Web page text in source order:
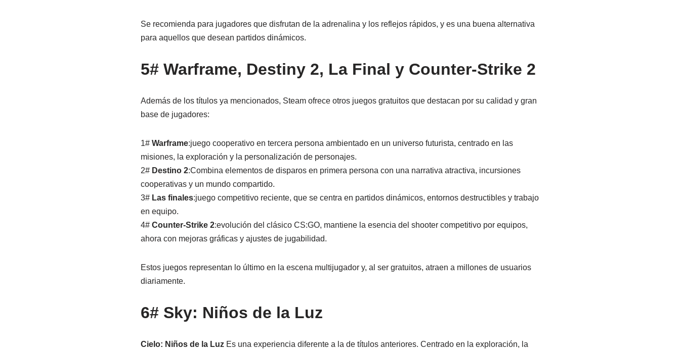
Se recomienda para jugadores que disfrutan de la adrenalina y los reflejos rápidos, y es una buena alternativa
para aquellos que desean partidos dinámicos.
5# Warframe, Destiny 2, La Final y Counter-Strike 2
Además de los títulos ya mencionados, Steam ofrece otros juegos gratuitos que destacan por su calidad y gran
base de jugadores:
1# Warframe:juego cooperativo en tercera persona ambientado en un universo futurista, centrado en las
misiones, la exploración y la personalización de personajes.
2# Destino 2:Combina elementos de disparos en primera persona con una narrativa atractiva, incursiones
cooperativas y un mundo compartido.
3# Las finales:juego competitivo reciente, que se centra en partidos dinámicos, entornos destructibles y trabajo
en equipo.
4# Counter-Strike 2:evolución del clásico CS:GO, mantiene la esencia del shooter competitivo por equipos,
ahora con mejoras gráficas y ajustes de jugabilidad.
Estos juegos representan lo último en la escena multijugador y, al ser gratuitos, atraen a millones de usuarios
diariamente.
6# Sky: Niños de la Luz
Cielo: Niños de la LuzEs una experiencia diferente a la de títulos anteriores. Centrado en la exploración, la